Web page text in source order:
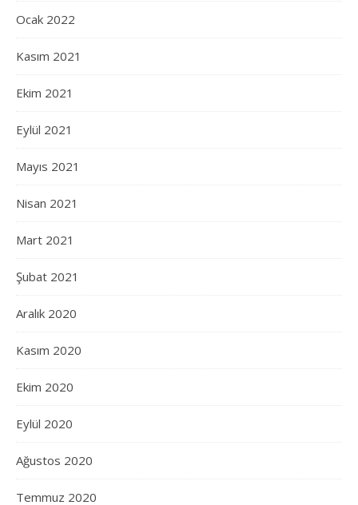
Ocak 2022
Kasım 2021
Ekim 2021
Eylül 2021
Mayıs 2021
Nisan 2021
Mart 2021
Şubat 2021
Aralık 2020
Kasım 2020
Ekim 2020
Eylül 2020
Ağustos 2020
Temmuz 2020